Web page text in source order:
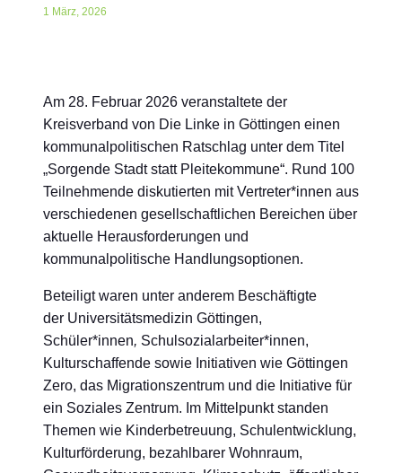
1 März, 2026
Am 28. Februar 2026 veranstaltete der
Kreisverband von Die Linke in Göttingen einen
kommunalpolitischen Ratschlag unter dem Titel
„Sorgende Stadt statt Pleitekommune“. Rund 100
Teilnehmende diskutierten mit Vertreter*innen aus
verschiedenen gesellschaftlichen Bereichen über
aktuelle Herausforderungen und
kommunalpolitische Handlungsoptionen.
Beteiligt waren unter anderem Beschäftigte
der Universitätsmedizin Göttingen,
Schüler*innen, Schulsozialarbeiter*innen,
Kulturschaffende sowie Initiativen wie Göttingen
Zero, das Migrationszentrum und die Initiative für
ein Soziales Zentrum. Im Mittelpunkt standen
Themen wie Kinderbetreuung, Schulentwicklung,
Kulturförderung, bezahlbarer Wohnraum,